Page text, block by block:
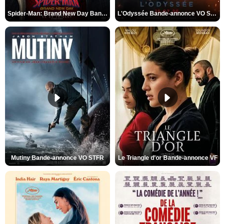
Spider-Man: Brand New Day Bande-annonce VO STFR L'Odyssée Bande-annonce VO STFR
Mutiny Bande-annonce VO STFR Le Triangle d'or Bande-annonce VF